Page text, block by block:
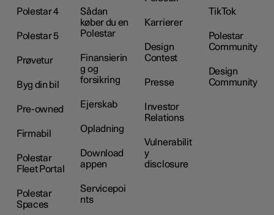
Polestar 4
Polestar 5
Prøvetur
Byg din bil
Pre-owned
Firmabil
Polestar
Fleet Portal
Polestar
Spaces
Sådan
køber du en
Polestar
Finansierin
g og
forsikring
Ejerskab
Opladning
Download
appen
Servicepoi
nts
Karrierer
Design
Contest
Presse
Investor
Relations
Vulnerabilit
y
disclosure
TikTok
Polestar
Community
Design
Community